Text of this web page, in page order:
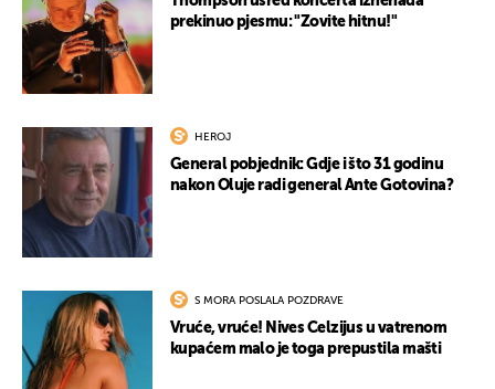
prekinuo pjesmu: "Zovite hitnu!"
HEROJ
General pobjednik: Gdje i što 31 godinu
nakon Oluje radi general Ante Gotovina?
S MORA POSLALA POZDRAVE
Vruće, vruće! Nives Celzijus u vatrenom
kupaćem malo je toga prepustila mašti